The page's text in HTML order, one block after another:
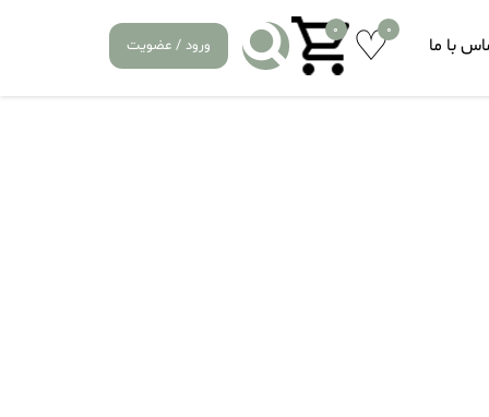
با ما
0
0
ورود / عضویت